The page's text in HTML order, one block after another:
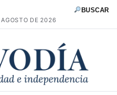
DE 2026
BUSCAR